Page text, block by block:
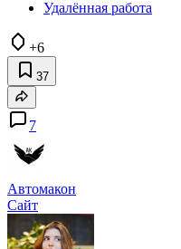
Удалённая работа
+6
37
7
Автомакон
Сайт